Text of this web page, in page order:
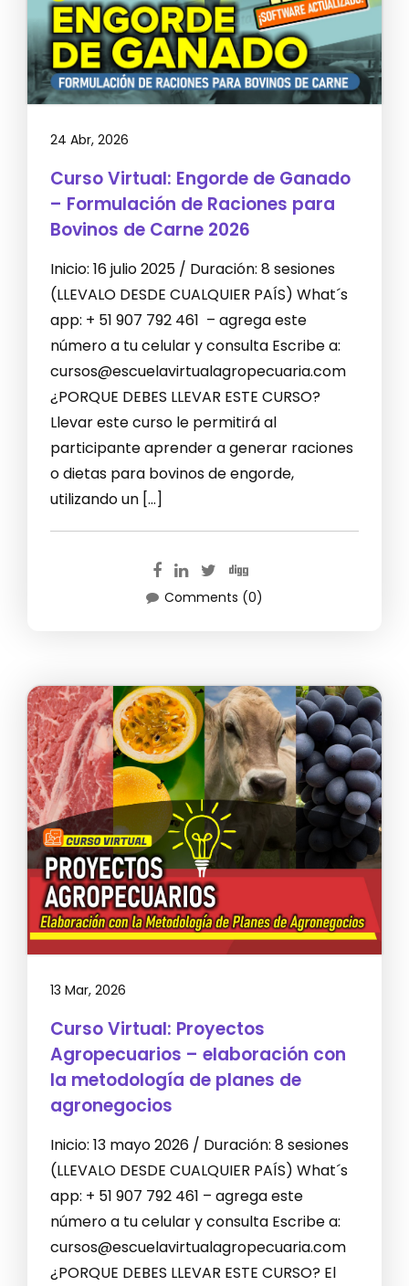
24 Abr, 2026
Curso Virtual: Engorde de Ganado
– Formulación de Raciones para
Bovinos de Carne 2026
Inicio: 16 julio 2025 / Duración: 8 sesiones
(LLEVALO DESDE CUALQUIER PAÍS) What´s
app: + 51 907 792 461 – agrega este
número a tu celular y consulta Escribe a:
cursos@escuelavirtualagropecuaria.com
¿PORQUE DEBES LLEVAR ESTE CURSO?
Llevar este curso le permitirá al
participante aprender a generar raciones
o dietas para bovinos de engorde,
utilizando un […]
Comments (0)
13 Mar, 2026
Curso Virtual: Proyectos
Agropecuarios – elaboración con
la metodología de planes de
agronegocios
Inicio: 13 mayo 2026 / Duración: 8 sesiones
(LLEVALO DESDE CUALQUIER PAÍS) What´s
app: + 51 907 792 461 – agrega este
número a tu celular y consulta Escribe a:
cursos@escuelavirtualagropecuaria.com
¿PORQUE DEBES LLEVAR ESTE CURSO? El